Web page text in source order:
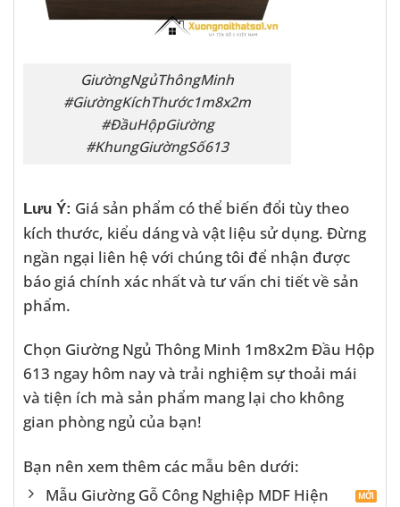
GiườngNgủThôngMinh
#GiườngKíchThước1m8x2m
#ĐầuHộpGiường
#KhungGiườngSố613
Lưu Ý: Giá sản phẩm có thể biến đổi tùy theo
kích thước, kiểu dáng và vật liệu sử dụng. Đừng
ngần ngại liên hệ với chúng tôi để nhận được
báo giá chính xác nhất và tư vấn chi tiết về sản
phẩm.
Chọn Giường Ngủ Thông Minh 1m8x2m Đầu Hộp
613 ngay hôm nay và trải nghiệm sự thoải mái
và tiện ích mà sản phẩm mang lại cho không
gian phòng ngủ của bạn!
Bạn nên xem thêm các mẫu bên dưới:
Mẫu Giường Gỗ Công Nghiệp MDF Hiện